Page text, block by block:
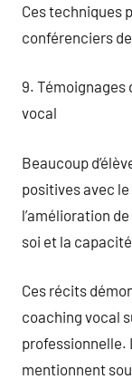
Ces techniques
conférenciers
9. Témoignages
vocal
Beaucoup
positives avec
l’amélioration
soi et la
Ces récits
coaching vocal
professionnelle.
mentionnent